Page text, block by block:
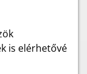
is elérhetővé